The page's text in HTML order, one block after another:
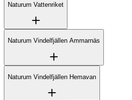
Naturum Vattenriket
Naturum Vindelfjällen Ammarnäs
Naturum Vindelfjällen Hemavan